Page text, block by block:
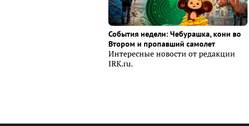
События недели: Чебурашка, кони во
Втором и пропавший самолет
Интересные новости от редакции
IRK.ru.